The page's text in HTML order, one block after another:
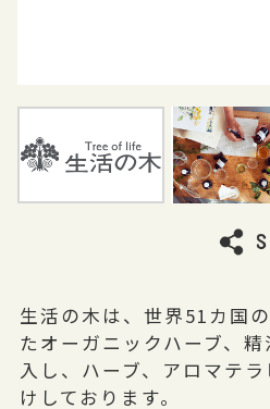
生活の木は、世界51カ国
たオーガニックハーブ、
入し、ハーブ、アロマテ
けしております。